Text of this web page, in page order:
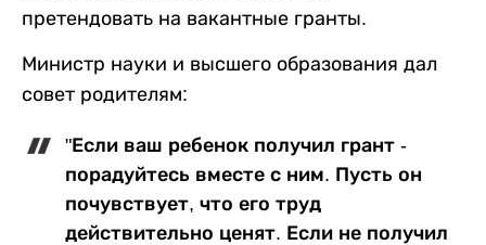
претендовать на вакантные гранты.
Министр науки и высшего образования дал
совет родителям:
"Если ваш ребенок получил грант -
порадуйтесь вместе с ним. Пусть он
почувствует, что его труд
действительно ценят. Если не получил